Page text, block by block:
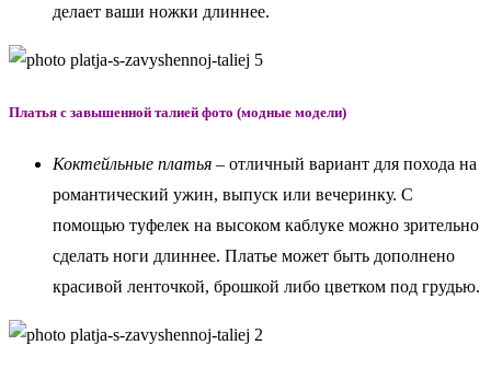
делает ваши ножки длиннее.
Платья с завышенной талией фото (модные модели)
Коктейльные платья – отличный вариант для похода на
романтический ужин, выпуск или вечеринку. С
помощью туфелек на высоком каблуке можно зрительно
сделать ноги длиннее. Платье может быть дополнено
красивой ленточкой, брошкой либо цветком под грудью.